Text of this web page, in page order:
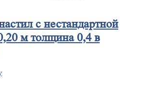
с нестандартной
м толщина 0,4 в